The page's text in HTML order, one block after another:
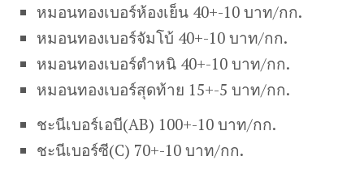
หมอนทองเบอร์ห้องเย็น 40+-10 บาท/กก.
หมอนทองเบอร์จัมโบ้ 40+-10 บาท/กก.
หมอนทองเบอร์ตำหนิ 40+-10 บาท/กก.
หมอนทองเบอร์สุดท้าย 15+-5 บาท/กก.
ชะนีเบอร์เอบี(AB) 100+-10 บาท/กก.
ชะนีเบอร์ซี(C) 70+-10 บาท/กก.